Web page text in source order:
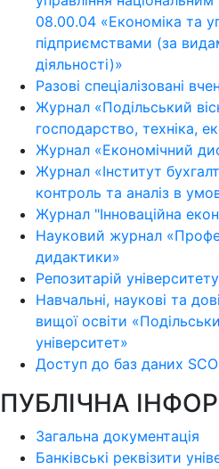
08.00.04 «Економіка та
підприємствами (за
діяльності)»
Разові спеціалізовані
Журнал «Подільський
господарство, техніка,
Журнал «Економічний
Журнал «Інститут
контроль та аналіз в
Журнал "Інноваційна
Науковий журнал
дидактики»
Репозитарій університету
Навчальні, наукові та
вищої освіти
університет»
Доступ до баз даних
ПУБЛІЧНА
Загальна документація
Банківські реквізити